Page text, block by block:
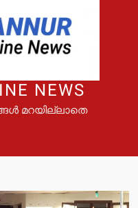
NEWS
മറയില്ലാതെ